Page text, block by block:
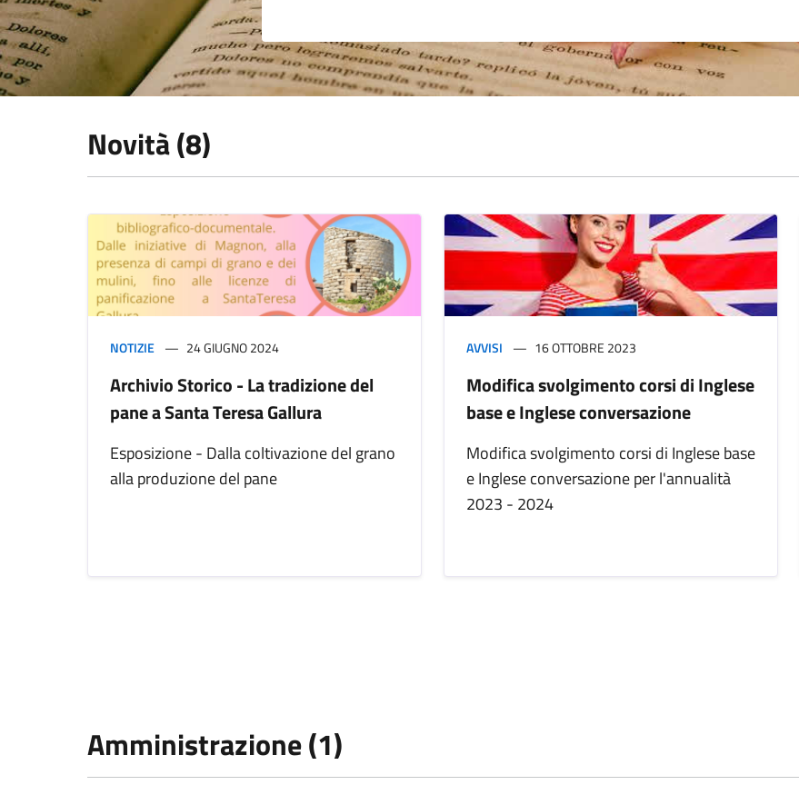
Novità (8)
NOTIZIE 24 GIUGNO 2024
Archivio Storico - La tradizione del
pane a Santa Teresa Gallura
Esposizione - Dalla coltivazione del grano
alla produzione del pane
AVVISI 16 OTTOBRE 2023
Modifica svolgimento corsi di Inglese
base e Inglese conversazione
Modifica svolgimento corsi di Inglese base
e Inglese conversazione per l'annualità
2023 - 2024
Amministrazione (1)